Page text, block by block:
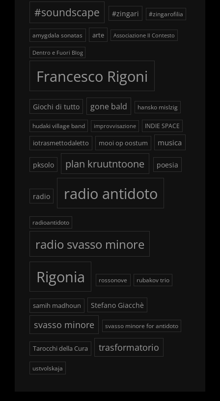
#soundscape #zingari #zingarofilia
amygdala sonatas arte Associazione Il Contesto
Dentro e Fuori Blog
Francesco Rigoni
Giochi di tutto gone bald hansko mislzig
hudaki village band improvvisazione INDIE SPACE
iotrasmettodaletto mooi op oostum musica
pksolo plan kruutntoone poesia
radio radio antidoto
radioantidoto
radio svasso minore
Rigonia rossonove rubakov trio
samih madhoun Stefano Giacchè
svasso minore svasso minore for antidoto
Tarocchi della Cura trasformatorio
ustvolskaja